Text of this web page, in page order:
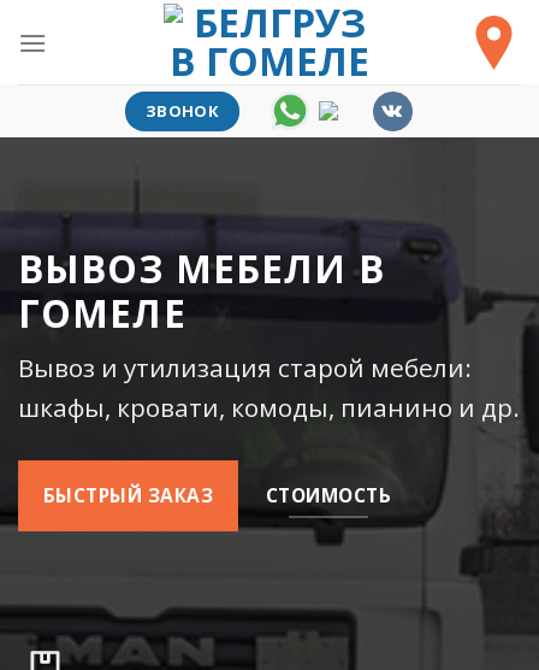
ЗВОНОК
ВЫВОЗ МЕБЕЛИ В
ГОМЕЛЕ
Вывоз и утилизация старой мебели:
шкафы, кровати, комоды, пианино и др.
БЫСТРЫЙ ЗАКАЗ СТОИМОСТЬ